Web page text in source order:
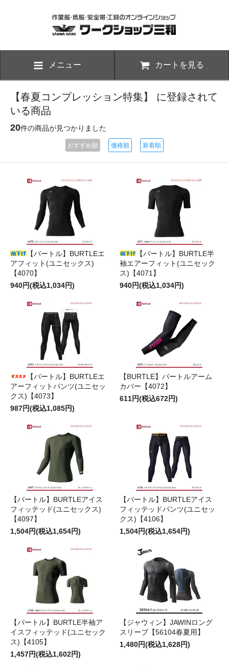
メニュー カートを見る
【春夏コンプレッション特集】 に登録されて
いる商品
20件の商品が見つかりました
おすすめ順 価格順 新着順
【バートル】BURTLEエ
アフィット(ユニセックス)
【4070】
940円(税込1,034円)
【バートル】BURTLE半
袖エアーフィット(ユニセック
ス)【4071】
940円(税込1,034円)
【バートル】BURTLEエ
アーフィットパンツ(ユニセッ
クス)【4073】
987円(税込1,085円)
【BURTLE】バートルアーム
カバー【4072】
611円(税込672円)
【バートル】BURTLEアイス
フィッテッド(ユニセックス)
【4097】
1,504円(税込1,654円)
【バートル】BURTLEアイス
フィッテッドパンツ(ユニセッ
クス)【4106】
1,504円(税込1,654円)
【バートル】BURTLE半袖ア
イスフィッテッド(ユニセック
ス)【4105】
1,457円(税込1,602円)
【ジャウィン】JAWINロング
スリーブ【56104春夏用】
1,480円(税込1,628円)